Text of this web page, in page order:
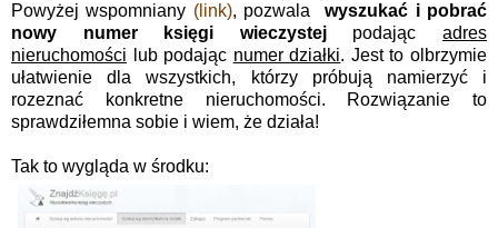
Powyżej wspomniany (link), pozwalawyszukać i pobrać
nowy numer księgi wieczystejpodającadres
nieruchomości lub podając numer działki. Jest to olbrzymie
ułatwienie dla wszystkich, którzy próbują namierzyć i
rozeznać konkretne nieruchomości. Rozwiązanie to
sprawdziłemna sobie i wiem, że działa!
Tak to wygląda w środku: